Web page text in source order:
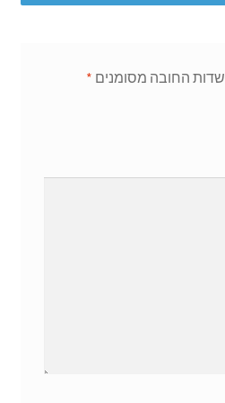
שדות החובה מסומנים *